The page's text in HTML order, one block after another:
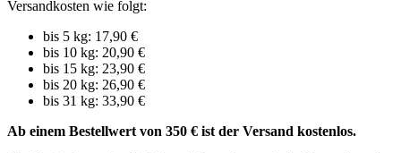
Versandkosten wie folgt:
bis 5 kg: 17,90 €
bis 10 kg: 20,90 €
bis 15 kg: 23,90 €
bis 20 kg: 26,90 €
bis 31 kg: 33,90 €
Ab einem Bestellwert von 350 € ist der Versand kostenlos.